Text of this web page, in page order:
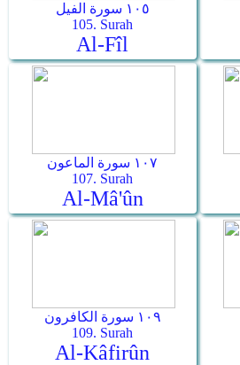
١٠٥ سورة الفيل
105. Surah
Al-Fîl
١٠٧ سورة الماعون
107. Surah
Al-Mâ'ûn
١٠٩ سورة الكافرون
109. Surah
Al-Kâfirûn